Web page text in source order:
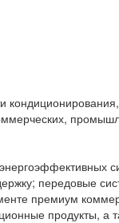
передовые
премиум
продукты,